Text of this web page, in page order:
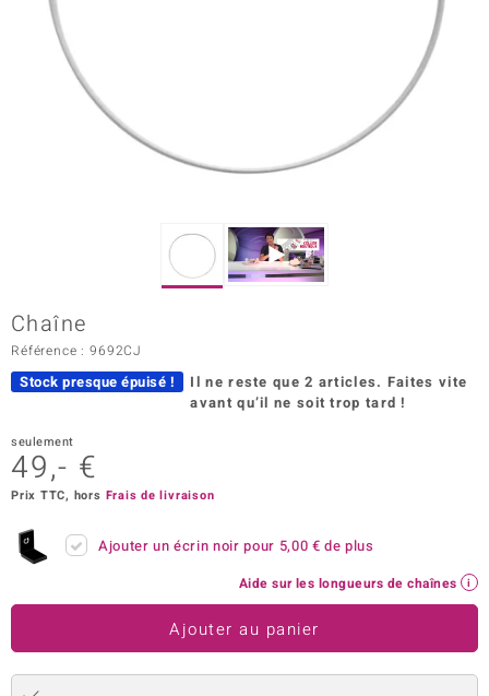
Designs
Paraíso
Collection
Chaîne
Référence : 9692CJ
Stock presque épuisé ! Il ne reste que 2 articles. Faites vite
avant qu’il ne soit trop tard !
seulement
49,- €
Prix TTC, hors Frais de livraison
Ajouter un écrin noir pour 5,00 € de plus
Aide sur les longueurs de chaînes
Ajouter au panier